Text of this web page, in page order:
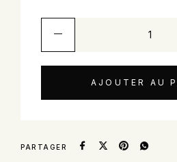
AJOUTER AU
PARTAGER